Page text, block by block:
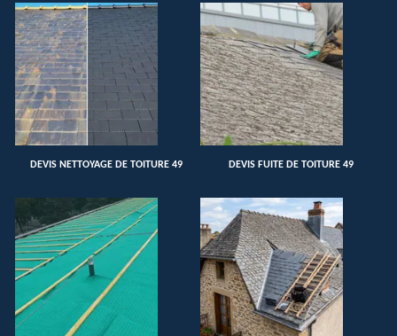
DEVIS NETTOYAGE DE TOITURE 49 DEVIS FUITE DE TOITURE 49